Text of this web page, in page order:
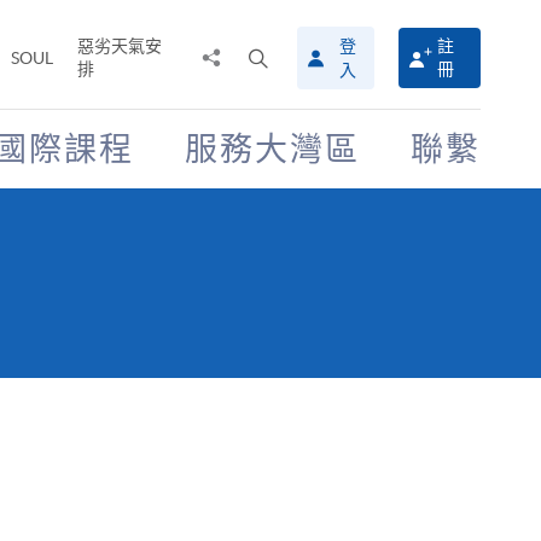
SOUL
惡劣天氣安
排
搜
尋
介
面
登
入
註
冊
際課程 服務大灣區 聯繫